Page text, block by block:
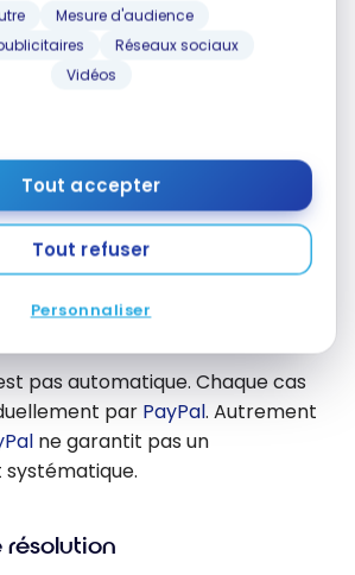
Mesure d'audience
Réseaux sociaux
Vidéos
Tout accepter
Tout refuser
Personnaliser
traitent les virements
protection des achats de
PayPal
: l’article commandé n’est
l’article reçu est très différent de la
bénéficier de cette protection, le
pas automatique. Chaque cas
par PayPal. Autrement
ne garantit pas un